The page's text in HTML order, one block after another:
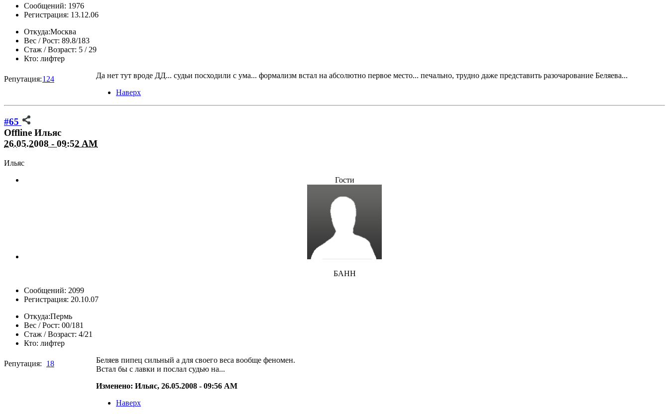
Сообщений: 1976
Регистрация: 13.12.06
Откуда:Москва
Вес / Рост: 89.8/183
Стаж / Возраст: 5 / 29
Кто: лифтер
Репутация:124
Да нет тут вроде ДД... судьи посходили с ума... формализм встал на абсолютно первое место... печально, трудно даже представить разочарование Беляева...
Наверх
#65
Offline Ильяс
26.05.2008 - 09:52 AM
Ильяс
Гости
БАНН
Сообщений: 2099
Регистрация: 20.10.07
Откуда:Пермь
Вес / Рост: 00/181
Стаж / Возраст: 4/21
Кто: лифтер
Репутация: 18
Беляев пипец сильный а для своего веса вообще феномен.
Встал бы с лавки и послал судью на...
Изменено: Ильяс, 26.05.2008 - 09:56 AM
Наверх